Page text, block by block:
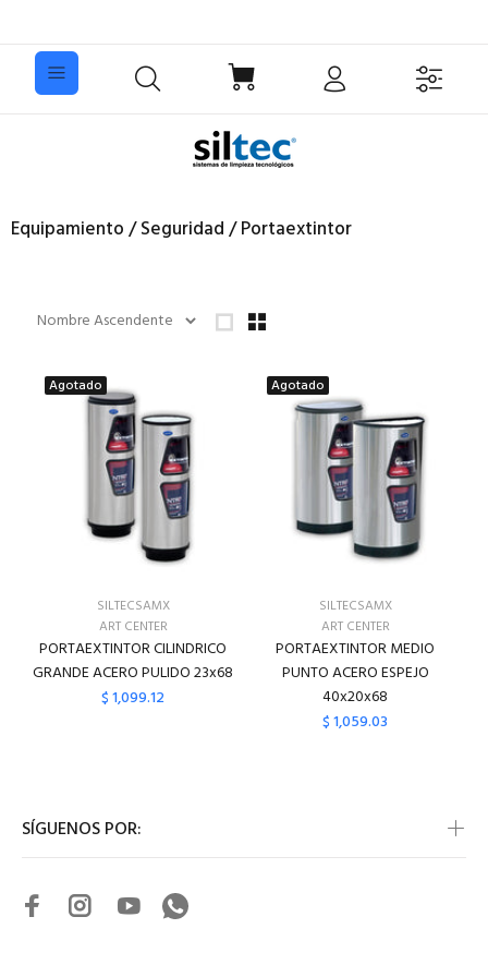
Equipamiento / Seguridad / Portaextintor
Agotado
SILTECSAMX
ART CENTER
PORTAEXTINTOR CILINDRICO
GRANDE ACERO PULIDO 23x68
$ 1,099.12
Agotado
SILTECSAMX
ART CENTER
PORTAEXTINTOR MEDIO
PUNTO ACERO ESPEJO
40x20x68
$ 1,059.03
SÍGUENOS POR: